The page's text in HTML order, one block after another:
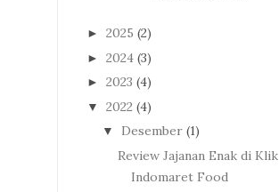
► 2025 (2)
► 2024 (3)
► 2023 (4)
▼ 2022 (4)
▼ Desember (1)
Review Jajanan Enak di Klik
Indomaret Food